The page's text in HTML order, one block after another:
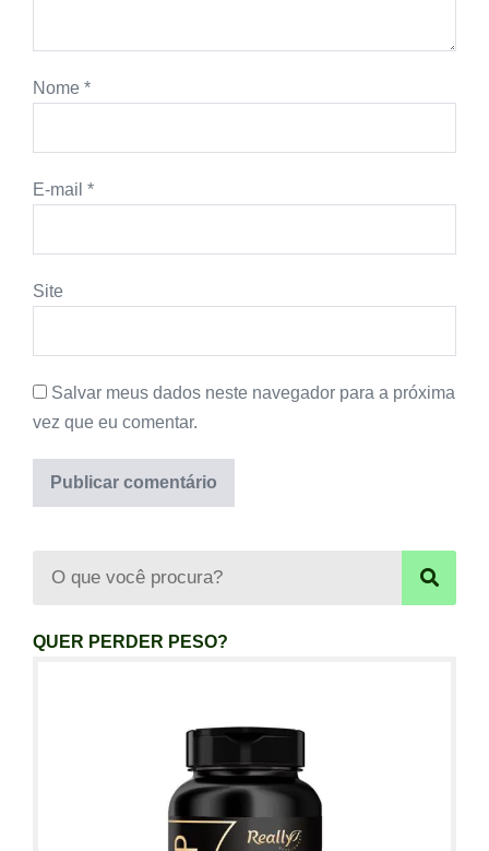
Nome *
E-mail *
Site
Salvar meus dados neste navegador para a próxima
vez que eu comentar.
QUER PERDER PESO?